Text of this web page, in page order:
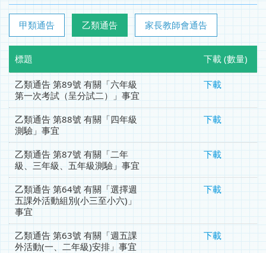
甲類通告 乙類通告 家長教師會通告
標題 下載 (數量)
乙類通告 第89號 有關「六年級
第一次考試（呈分試二）」事宜
下載
乙類通告 第88號 有關「四年級
測驗」事宜
下載
乙類通告 第87號 有關「二年
級、三年級、五年級測驗」事宜
下載
乙類通告 第64號 有關「選擇週
五課外活動組別(小三至小六)」
事宜
下載
乙類通告 第63號 有關「週五課
外活動(一、二年級)安排」事宜
下載